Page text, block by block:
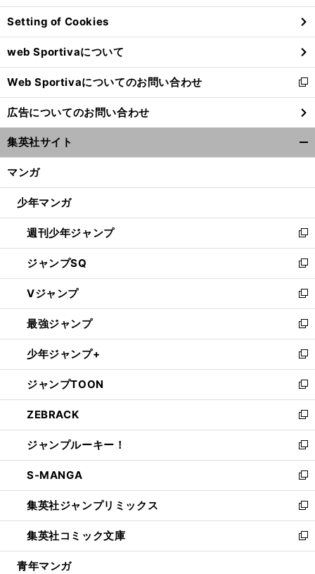
前
へ
ン
ド
ウ
で
開
く
Setting of Cookies
web Sportivaについて
Web Sportivaについてのお問い合わせ
新
し
い
ウ
ィ
ン
ウ
開
く
広告についてのお問い合わせ
集英社サイト
マンガ
少年マンガ
週刊少年ジャンプ
新
し
い
ウ
ィ
ン
ド
ウ
で
開
く
ジャンプSQ
新
し
い
ウ
ィ
ン
ド
ウ
で
開
く
Vジャンプ
新
し
い
ウ
ィ
ン
ド
ウ
で
開
く
最強ジャンプ
新
し
い
ウ
ィ
ン
ド
ウ
で
開
く
少年ジャンプ+
新
し
い
ウ
ィ
ン
ド
ウ
で
開
く
ジャンプTOON
新
し
い
ウ
ィ
ン
ド
ウ
で
開
く
ZEBRACK
新
し
い
ウ
ィ
ン
ド
ウ
で
開
ジャンプルーキー！
新
し
い
ウ
ィ
ン
ド
ウ
S-MANGA
新
し
い
ウ
ィ
ン
集英社ジャンプリミックス
新
し
い
ウ
集英社コミック文庫
新
し
青年マンガ